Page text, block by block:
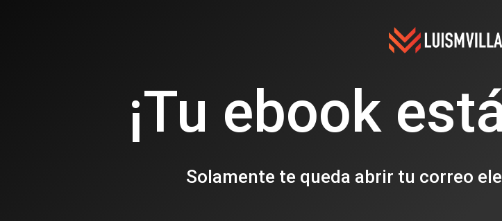
¡Tu ebook
Solamente te queda abrir tu correo